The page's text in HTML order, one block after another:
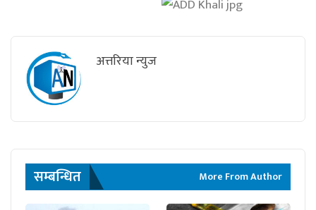
अत्तरिया न्युज
सम्बन्धित More From Author